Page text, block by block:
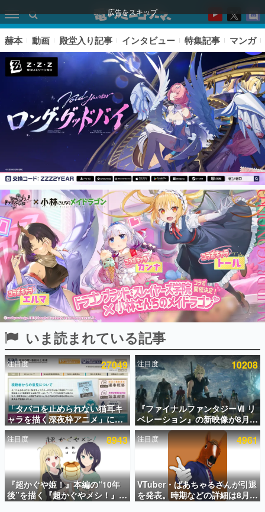
広告をスキップ
ピックアップ
電ファミのいま読まれている記事ランキング
アプリセール情報
インタビュー
連載・特集一覧
殿堂入り記事
SNS拡散数が数千以上！ ページビュー数万以上！ などな
ど。多くの人々に読まれた、電ファミ渾身の“殿堂入り”記
事をまとめました。
ゲームの企画書
名作ゲームクリエイターの方々に製作時のエピソードをお
聞きし、ヒットする企画（ゲーム）とは何か？を探ってい
きます。
赫本
この物語を解いてはいけない。『赫本』は、〈試験問題〉
の形をした短編ホラー小説集です。
新世代に訊く
これからのデジタルゲーム市場を担う若きクリエイター達
の姿を追い、彼らのルーツと情熱を探っていきます。
赫本 動画 殿堂入り記事 インタビュー 特集記事 マンガ
いま読まれている記事
注目度 27049
「タバコを止められない猫耳キ
ャラを描く深夜枠アニメ」に視
聴者の一部から批判意見。違法
薬物の使用と思しき描写も含め
て、BPOが議論を交わす
注目度 10208
『ファイナルファンタジーⅦ リ
ベレーション』の新映像が8月
26日早朝に公開へ。『FF7』リ
メイクシリーズの完結編、
「gamescom」のオープニング
ナイトライブにてディレクター
の浜口直樹氏が登壇する予定
注目度 8943
『超かぐや姫！』本編の“10年
後”を描く『超かぐやメシ！』
Web連載決定。新たなWebマン
注目度 4961
VTuber・ばあちゃるさんが引退
を発表。時期などの詳細は8月9
日15時からの配信で説明